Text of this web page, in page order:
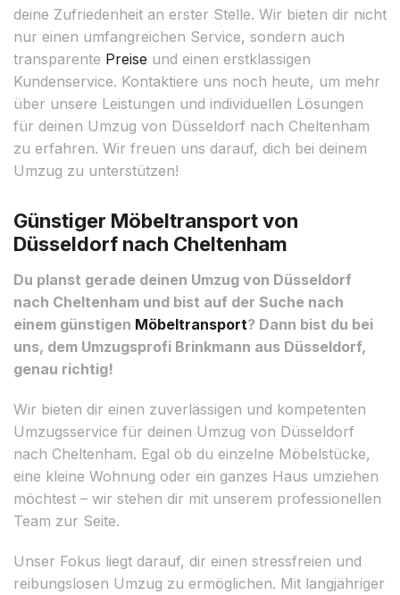
deine Zufriedenheit an erster Stelle. Wir bieten dir nicht
nur einen umfangreichen Service, sondern auch
transparente Preise und einen erstklassigen
Kundenservice. Kontaktiere uns noch heute, um mehr
über unsere Leistungen und individuellen Lösungen
für deinen Umzug von Düsseldorf nach Cheltenham
zu erfahren. Wir freuen uns darauf, dich bei deinem
Umzug zu unterstützen!
Günstiger Möbeltransport von
Düsseldorf nach Cheltenham
Du planst gerade deinen Umzug von Düsseldorf
nach Cheltenham und bist auf der Suche nach
einem günstigen Möbeltransport? Dann bist du bei
uns, dem Umzugsprofi Brinkmann aus Düsseldorf,
genau richtig!
Wir bieten dir einen zuverlässigen und kompetenten
Umzugsservice für deinen Umzug von Düsseldorf
nach Cheltenham. Egal ob du einzelne Möbelstücke,
eine kleine Wohnung oder ein ganzes Haus umziehen
möchtest – wir stehen dir mit unserem professionellen
Team zur Seite.
Unser Fokus liegt darauf, dir einen stressfreien und
reibungslosen Umzug zu ermöglichen. Mit langjähriger